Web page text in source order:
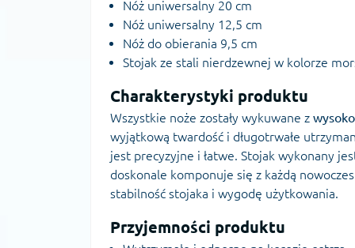
Nóż uniwersalny 20 cm
Nóż uniwersalny 12,5 cm
Nóż do obierania 9,5 cm
Stojak ze stali nierdzewnej w kolorze
Charakterystyki produktu
Wszystkie noże zostały wykuwane z
wyjątkową twardość i długotrwałe
jest precyzyjne i łatwe. Stojak wykonany
doskonale komponuje się z każdą
stabilność stojaka i wygodę użytkowania.
Przyjemności produktu